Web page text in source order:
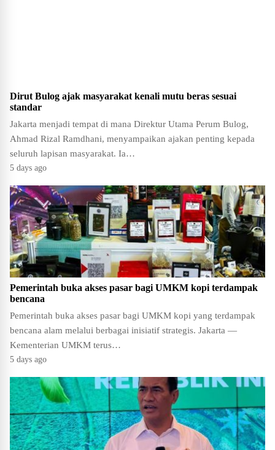
Dirut Bulog ajak masyarakat kenali mutu beras sesuai
standar
Jakarta menjadi tempat di mana Direktur Utama Perum Bulog,
Ahmad Rizal Ramdhani, menyampaikan ajakan penting kepada
seluruh lapisan masyarakat. Ia…
5 days ago
Pemerintah buka akses pasar bagi UMKM kopi terdampak
bencana
Pemerintah buka akses pasar bagi UMKM kopi yang terdampak
bencana alam melalui berbagai inisiatif strategis. Jakarta —
Kementerian UMKM terus…
5 days ago